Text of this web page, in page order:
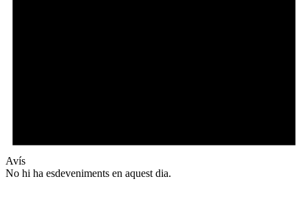
Avís
No hi ha esdeveniments en aquest dia.